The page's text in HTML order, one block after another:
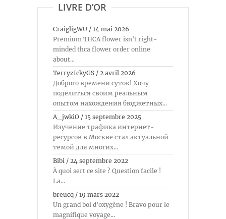
LIVRE D’OR
CraigligWU / 14 mai 2026
Premium THCA flower isn't right-
minded thca flower order online
about...
TerryzIckyGS / 2 avril 2026
Доброго времени суток! Хочу
поделиться своим реальным
опытом нахождения бюджетных...
A_jwkiO / 15 septembre 2025
Изучение трафика интернет-
ресурсов в Москве стал актуальной
темой для многих...
Bibi / 24 septembre 2022
À quoi sert ce site ? Question facile !
La...
breucq / 19 mars 2022
Un grand bol d'oxygène ! Bravo pour le
magnifique voyage...